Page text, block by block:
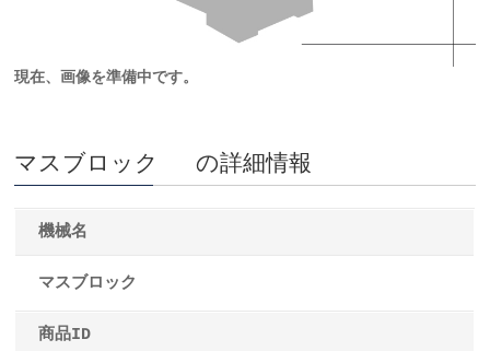
現在、画像を準備中です。
マスブロック の詳細情報
機械名
マスブロック
商品ID